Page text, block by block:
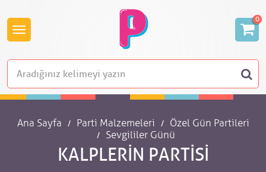
0
Ana Sayfa Parti Malzemeleri
Özel Gün Partileri
Sevgililer Günü
KALPLERIN PARTISI